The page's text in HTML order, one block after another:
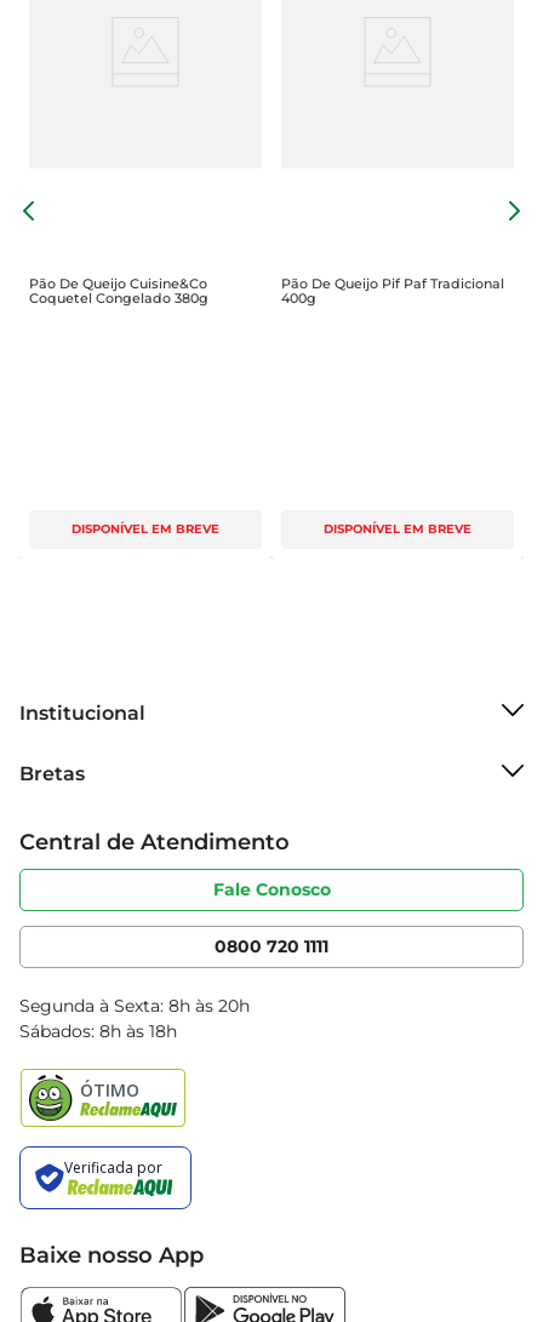
Pão De Queijo Cuisine&Co
Coquetel Congelado 380g
DISPONÍVEL EM BREVE
Pão De Queijo Pif Paf Tradicional
400g
DISPONÍVEL EM BREVE
Institucional
Grupo Cencosud
Sobre privacidade
Portal do fornecedor
Cencosud Media
Bretas
Produtos Bretas
Código de ética
Serviços
Clube Bretas
Blog Bretas
Black Friday
Central de Atendimento
Fale Conosco
0800 720 1111
Segunda à Sexta: 8h às 20h
Sábados: 8h às 18h
Baixe nosso App